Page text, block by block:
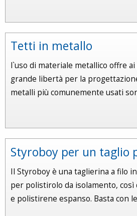
Tetti in metallo
l`uso di materiale metallico offre
grande libertà per la
metalli più comunemente usati
Styroboy per un taglio
Il Styroboy è una taglierina a filo
per polistirolo da isolamento,
e polistirene espanso. Basta con